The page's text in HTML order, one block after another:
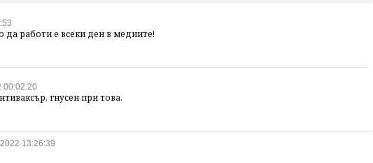
да работи е всеки ден в медиите!
00:02:20
гнусен при това.
13:26:39